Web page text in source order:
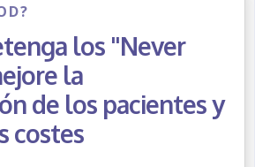
los "Never
la
de los pacientes y
costes